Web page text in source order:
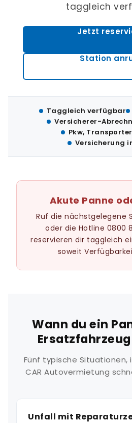
taggleich
Jetzt
Station
Taggleich verfügbar
Versicherer-
Pkw,
Versicherung
Akute Panne
Ruf die nächstgelegene
oder die Hotline 0800
reservieren dir taggleich
soweit
Wann du ein
Fünf typische Situationen,
CAR Autovermietung
Unfall mit